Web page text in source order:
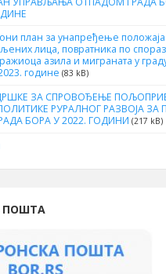
план за унапређење положаја
лица, повратника по
азила и миграната у
године (83 kB)
ЗА СПРОВОЂЕЊЕ
РУРАЛНОГ РАЗВОЈА ЗА
БОРА У 2022. ГОДИНИ (217 kB)
ПОШТА